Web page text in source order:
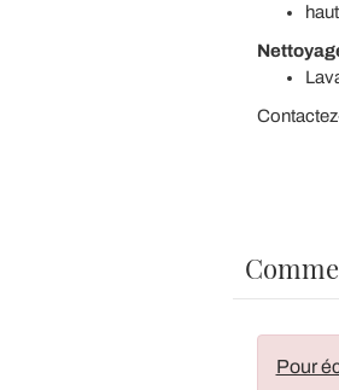
Pour